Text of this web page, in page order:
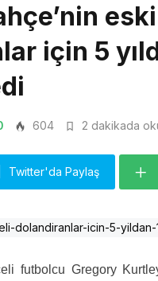
için 5
604 2 dakikada
Twitter'da Paylaş
futbolcu Gregory